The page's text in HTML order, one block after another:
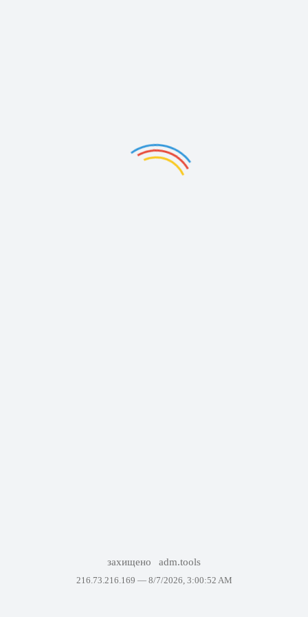
захищено adm.tools
216.73.216.169 — 8/7/2026, 3:00:52 AM